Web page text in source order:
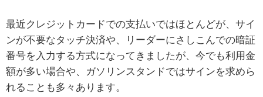
最近クレジットカードでの支払いではほとんどが、サイ
ンが不要なタッチ決済や、リーダーにさしこんでの暗証
番号を入力する方式になってきましたが、今でも利用金
額が多い場合や、ガソリンスタンドではサインを求めら
れることも多々あります。